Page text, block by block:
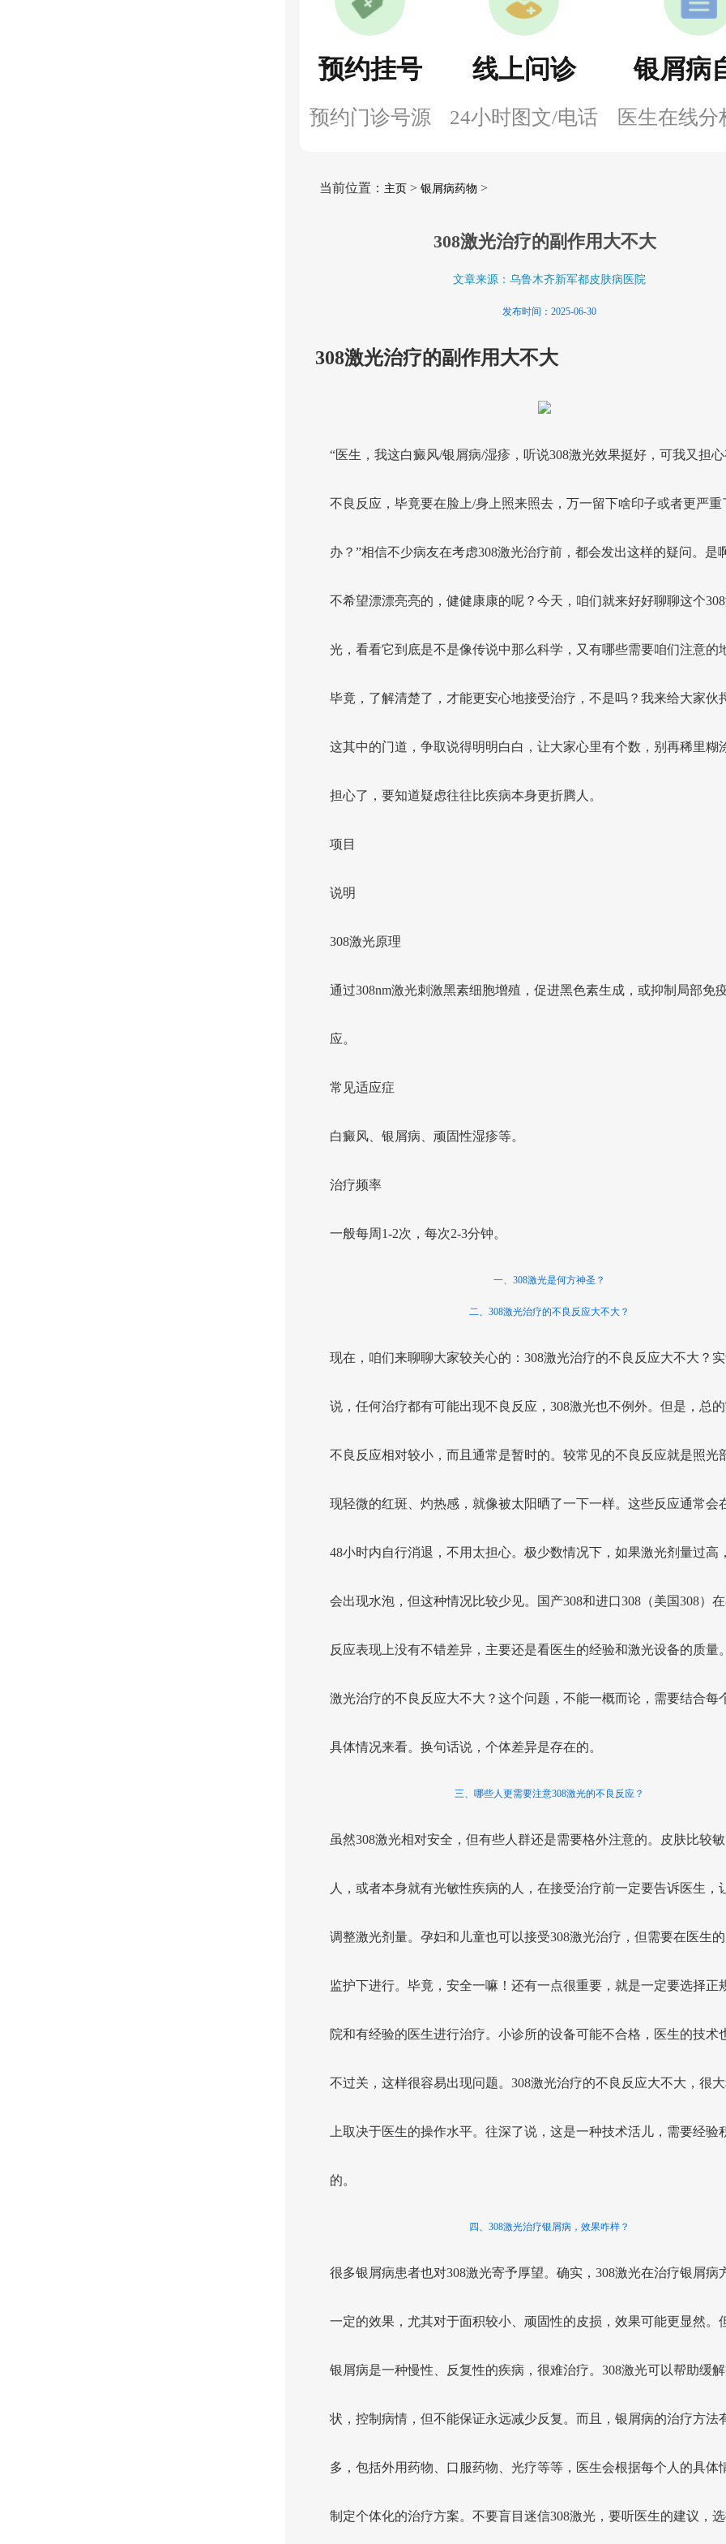
预约挂号
预约门诊号源
线上问诊
24小时图文/电话
银屑病
医生在线分
当前位置： 主页> 银屑病药物 >
308激光治疗的副作用大不大
文章来源：乌鲁木齐新军都皮肤病医院
发布时间：2025-06-30
308激光治疗的副作用大不大
“医生，我这白癜风/银屑病/湿疹，听说308激光效果挺好，可我又担
不良反应，毕竟要在脸上/身上照来照去，万一留下啥印子或者更严重
办？”相信不少病友在考虑308激光治疗前，都会发出这样的疑问。是
不希望漂漂亮亮的，健健康康的呢？今天，咱们就来好好聊聊这个
光，看看它到底是不是像传说中那么科学，又有哪些需要咱们注意的
毕竟，了解清楚了，才能更安心地接受治疗，不是吗？我来给大家伙
这其中的门道，争取说得明明白白，让大家心里有个数，别再稀里糊
担心了，要知道疑虑往往比疾病本身更折腾人。
项目
说明
308激光原理
通过308nm激光刺激黑素细胞增殖，促进黑色素生成，或抑制局部免
应。
常见适应症
白癜风、银屑病、顽固性湿疹等。
治疗频率
一般每周1-2次，每次2-3分钟。
一、308激光是何方神圣？
二、308激光治疗的不良反应大不大？
现在，咱们来聊聊大家较关心的：308激光治疗的不良反应大不大？
说，任何治疗都有可能出现不良反应，308激光也不例外。但是，总
不良反应相对较小，而且通常是暂时的。较常见的不良反应就是照光
现轻微的红斑、灼热感，就像被太阳晒了一下一样。这些反应通常会
48小时内自行消退，不用太担心。极少数情况下，如果激光剂量过高
会出现水泡，但这种情况比较少见。国产308和进口308（美国308）在
反应表现上没有不错差异，主要还是看医生的经验和激光设备的质量
激光治疗的不良反应大不大？这个问题，不能一概而论，需要结合每
具体情况来看。换句话说，个体差异是存在的。
三、哪些人更需要注意308激光的不良反应？
虽然308激光相对安全，但有些人群还是需要格外注意的。皮肤比较
人，或者本身就有光敏性疾病的人，在接受治疗前一定要告诉医生，
调整激光剂量。孕妇和儿童也可以接受308激光治疗，但需要在医生
监护下进行。毕竟，安全一嘛！还有一点很重要，就是一定要选择正
院和有经验的医生进行治疗。小诊所的设备可能不合格，医生的技术
不过关，这样很容易出现问题。308激光治疗的不良反应大不大，很
上取决于医生的操作水平。往深了说，这是一种技术活儿，需要经验
的。
四、308激光治疗银屑病，效果咋样？
很多银屑病患者也对308激光寄予厚望。确实，308激光在治疗银屑病
一定的效果，尤其对于面积较小、顽固性的皮损，效果可能更显然。
银屑病是一种慢性、反复性的疾病，很难治疗。308激光可以帮助缓
状，控制病情，但不能保证永远减少反复。而且，银屑病的治疗方法
多，包括外用药物、口服药物、光疗等等，医生会根据每个人的具体
制定个体化的治疗方案。不要盲目迷信308激光，要听医生的建议，